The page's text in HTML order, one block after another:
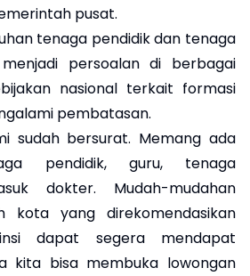
pusat.
tenaga pendidik dan tenaga
persoalan di berbagai
nasional terkait formasi
pembatasan.
sudah bersurat. Memang ada
pendidik, guru, tenaga
dokter. Mudah-mudahan
kota yang direkomendasikan
dapat segera mendapat
kita bisa membuka lowongan